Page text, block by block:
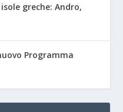
greche: Andro,
Programma